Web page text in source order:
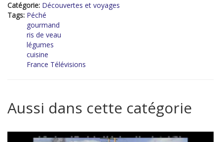
Catégorie: Découvertes et voyages
Tags: Péché
gourmand
ris de veau
légumes
cuisine
France Télévisions
Aussi dans cette catégorie